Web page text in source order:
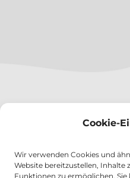
Cookie-
Wir verwenden Cookies und
Website bereitzustellen, Inhalte
Funktionen zu ermöglichen.